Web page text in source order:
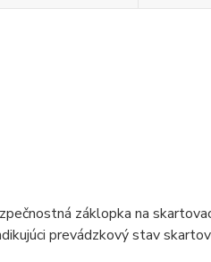
záklopka na
prevádzkový stav